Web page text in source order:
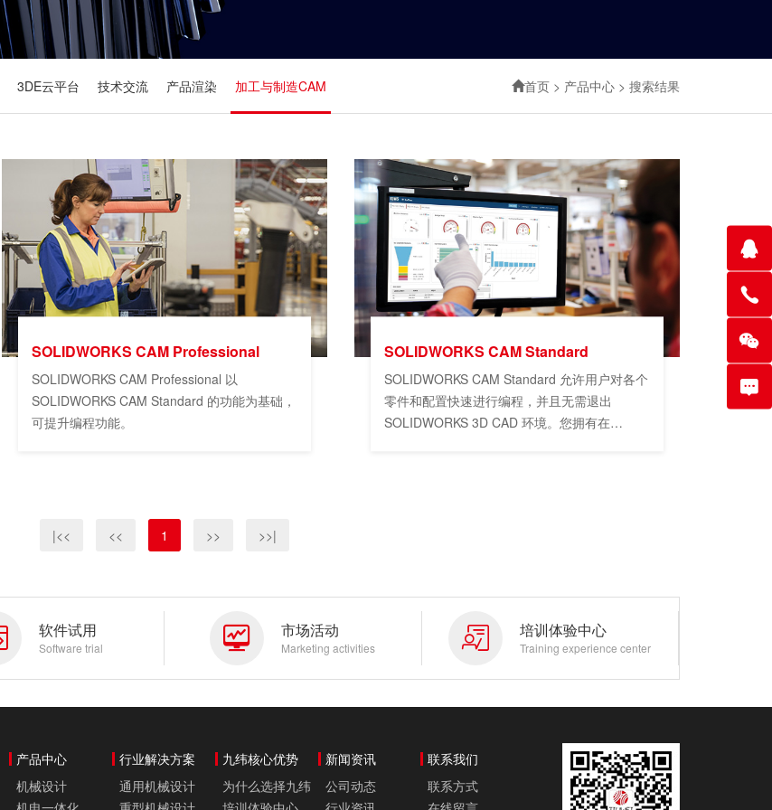
3DE云平台 技术交流 产品渲染 加工与制造CAM 首页 > 产品中心 > 搜索结果
SOLIDWORKS CAM Professional
SOLIDWORKS CAM Professional 以
SOLIDWORKS CAM Standard 的功能为基础，
可提升编程功能。
SOLIDWORKS CAM Standard
SOLIDWORKS CAM Standard 允许用户对各个
零件和配置快速进行编程，并且无需退出
SOLIDWORKS 3D CAD 环境。您拥有在
|<< << 1 >> >>|
软件试用
Software trial
市场活动
Marketing activities
培训体验中心
Training experience center
产品中心
机械设计
行业解决方案
通用机械设计
九纬核心优势
为什么选择九纬
新闻资讯
公司动态
联系我们
联系方式